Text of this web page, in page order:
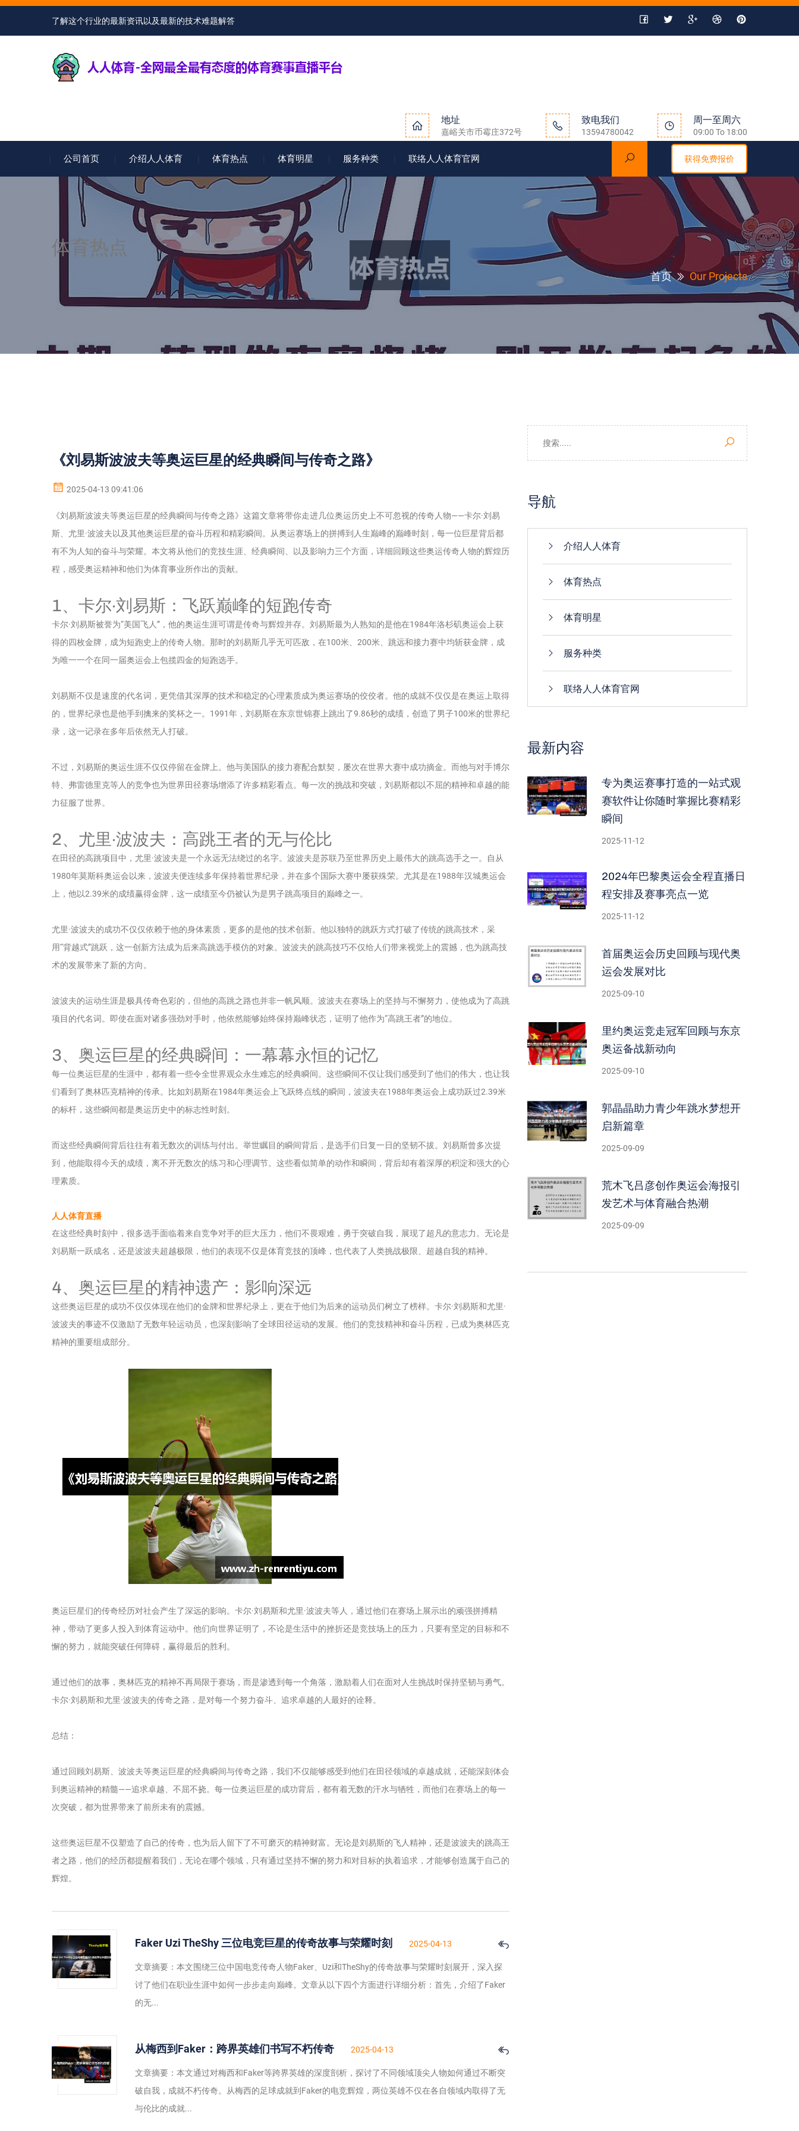
了解这个行业的最新资讯以及最新的技术难题解答
地址
嘉峪关市币霉庄372号
致电我们
13594780042
周一至周六
09:00 To 18:00
公司首页 介绍人人体育 体育热点 体育明星 服务种类 联络人人体育官网 获得免费报价
体育热点
首页 Our Projects
《刘易斯波波夫等奥运巨星的经典瞬间与传奇之路》
2025-04-13 09:41:06
《刘易斯波波夫等奥运巨星的经典瞬间与传奇之路》这篇文章将带你走进几位奥运历史上不可忽视的传奇人物——卡尔·刘易
斯、尤里·波波夫以及其他奥运巨星的奋斗历程和精彩瞬间。从奥运赛场上的拼搏到人生巅峰的巅峰时刻，每一位巨星背后都
有不为人知的奋斗与荣耀。本文将从他们的竞技生涯、经典瞬间、以及影响力三个方面，详细回顾这些奥运传奇人物的辉煌历
程，感受奥运精神和他们为体育事业所作出的贡献。
1、卡尔·刘易斯：飞跃巅峰的短跑传奇
卡尔·刘易斯被誉为“美国飞人”，他的奥运生涯可谓是传奇与辉煌并存。刘易斯最为人熟知的是他在1984年洛杉矶奥运会上获
得的四枚金牌，成为短跑史上的传奇人物。那时的刘易斯几乎无可匹敌，在100米、200米、跳远和接力赛中均斩获金牌，成
为唯一一个在同一届奥运会上包揽四金的短跑选手。
刘易斯不仅是速度的代名词，更凭借其深厚的技术和稳定的心理素质成为奥运赛场的佼佼者。他的成就不仅仅是在奥运上取得
的，世界纪录也是他手到擒来的奖杯之一。1991年，刘易斯在东京世锦赛上跳出了9.86秒的成绩，创造了男子100米的世界纪
录，这一记录在多年后依然无人打破。
不过，刘易斯的奥运生涯不仅仅停留在金牌上。他与美国队的接力赛配合默契，屡次在世界大赛中成功摘金。而他与对手博尔
特、弗雷德里克等人的竞争也为世界田径赛场增添了许多精彩看点。每一次的挑战和突破，刘易斯都以不屈的精神和卓越的能
力征服了世界。
2、尤里·波波夫：高跳王者的无与伦比
在田径的高跳项目中，尤里·波波夫是一个永远无法绕过的名字。波波夫是苏联乃至世界历史上最伟大的跳高选手之一。自从
1980年莫斯科奥运会以来，波波夫便连续多年保持着世界纪录，并在多个国际大赛中屡获殊荣。尤其是在1988年汉城奥运会
上，他以2.39米的成绩赢得金牌，这一成绩至今仍被认为是男子跳高项目的巅峰之一。
尤里·波波夫的成功不仅仅依赖于他的身体素质，更多的是他的技术创新。他以独特的跳跃方式打破了传统的跳高技术，采
用“背越式”跳跃，这一创新方法成为后来高跳选手模仿的对象。波波夫的跳高技巧不仅给人们带来视觉上的震撼，也为跳高技
术的发展带来了新的方向。
波波夫的运动生涯是极具传奇色彩的，但他的高跳之路也并非一帆风顺。波波夫在赛场上的坚持与不懈努力，使他成为了高跳
项目的代名词。即使在面对诸多强劲对手时，他依然能够始终保持巅峰状态，证明了他作为“高跳王者”的地位。
3、奥运巨星的经典瞬间：一幕幕永恒的记忆
每一位奥运巨星的生涯中，都有着一些令全世界观众永生难忘的经典瞬间。这些瞬间不仅让我们感受到了他们的伟大，也让我
们看到了奥林匹克精神的传承。比如刘易斯在1984年奥运会上飞跃终点线的瞬间，波波夫在1988年奥运会上成功跃过2.39米
的标杆，这些瞬间都是奥运历史中的标志性时刻。
而这些经典瞬间背后往往有着无数次的训练与付出。举世瞩目的瞬间背后，是选手们日复一日的坚韧不拔。刘易斯曾多次提
到，他能取得今天的成绩，离不开无数次的练习和心理调节。这些看似简单的动作和瞬间，背后却有着深厚的积淀和强大的心
理素质。
人人体育直播
在这些经典时刻中，很多选手面临着来自竞争对手的巨大压力，他们不畏艰难，勇于突破自我，展现了超凡的意志力。无论是
刘易斯一跃成名，还是波波夫超越极限，他们的表现不仅是体育竞技的顶峰，也代表了人类挑战极限、超越自我的精神。
4、奥运巨星的精神遗产：影响深远
这些奥运巨星的成功不仅仅体现在他们的金牌和世界纪录上，更在于他们为后来的运动员们树立了榜样。卡尔·刘易斯和尤里·
波波夫的事迹不仅激励了无数年轻运动员，也深刻影响了全球田径运动的发展。他们的竞技精神和奋斗历程，已成为奥林匹克
精神的重要组成部分。
奥运巨星们的传奇经历对社会产生了深远的影响。卡尔·刘易斯和尤里·波波夫等人，通过他们在赛场上展示出的顽强拼搏精
神，带动了更多人投入到体育运动中。他们向世界证明了，不论是生活中的挫折还是竞技场上的压力，只要有坚定的目标和不
懈的努力，就能突破任何障碍，赢得最后的胜利。
通过他们的故事，奥林匹克的精神不再局限于赛场，而是渗透到每一个角落，激励着人们在面对人生挑战时保持坚韧与勇气。
卡尔·刘易斯和尤里·波波夫的传奇之路，是对每一个努力奋斗、追求卓越的人最好的诠释。
总结：
通过回顾刘易斯、波波夫等奥运巨星的经典瞬间与传奇之路，我们不仅能够感受到他们在田径领域的卓越成就，还能深刻体会
到奥运精神的精髓——追求卓越、不屈不挠。每一位奥运巨星的成功背后，都有着无数的汗水与牺牲，而他们在赛场上的每一
次突破，都为世界带来了前所未有的震撼。
这些奥运巨星不仅塑造了自己的传奇，也为后人留下了不可磨灭的精神财富。无论是刘易斯的飞人精神，还是波波夫的跳高王
者之路，他们的经历都提醒着我们，无论在哪个领域，只有通过坚持不懈的努力和对目标的执着追求，才能够创造属于自己的
辉煌。
Faker Uzi TheShy 三位电竞巨星的传奇故事与荣耀时刻 2025-04-13
文章摘要：本文围绕三位中国电竞传奇人物Faker、Uzi和TheShy的传奇故事与荣耀时刻展开，深入探
讨了他们在职业生涯中如何一步步走向巅峰。文章从以下四个方面进行详细分析：首先，介绍了Faker
的无...
从梅西到Faker：跨界英雄们书写不朽传奇 2025-04-13
文章摘要：本文通过对梅西和Faker等跨界英雄的深度剖析，探讨了不同领域顶尖人物如何通过不断突
破自我，成就不朽传奇。从梅西的足球成就到Faker的电竞辉煌，两位英雄不仅在各自领域内取得了无
与伦比的成就...
导航
介绍人人体育
体育热点
体育明星
服务种类
联络人人体育官网
最新内容
专为奥运赛事打造的一站式观
赛软件让你随时掌握比赛精彩
瞬间
2025-11-12
2024年巴黎奥运会全程直播日
程安排及赛事亮点一览
2025-11-12
首届奥运会历史回顾与现代奥
运会发展对比
2025-09-10
里约奥运竞走冠军回顾与东京
奥运备战新动向
2025-09-10
郭晶晶助力青少年跳水梦想开
启新篇章
2025-09-09
荒木飞吕彦创作奥运会海报引
发艺术与体育融合热潮
2025-09-09